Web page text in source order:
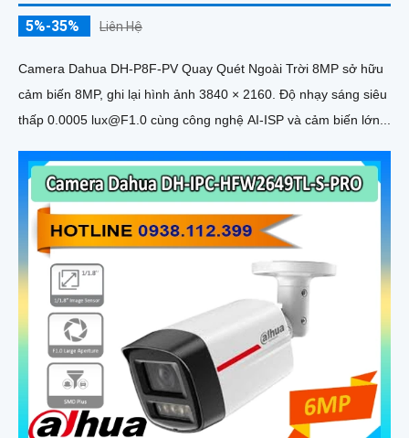
5%-35% Liên Hệ
Camera Dahua DH-P8F-PV Quay Quét Ngoài Trời 8MP sở hữu
cảm biến 8MP, ghi lại hình ảnh 3840 × 2160. Độ nhạy sáng siêu
thấp 0.0005 lux@F1.0 cùng công nghệ AI-ISP và cảm biến lớn...